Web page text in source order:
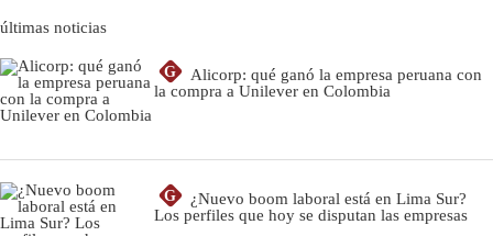
últimas noticias
G
Alicorp: qué ganó la empresa peruana con
la compra a Unilever en Colombia
G
¿Nuevo boom laboral está en Lima Sur?
Los perfiles que hoy se disputan las empresas